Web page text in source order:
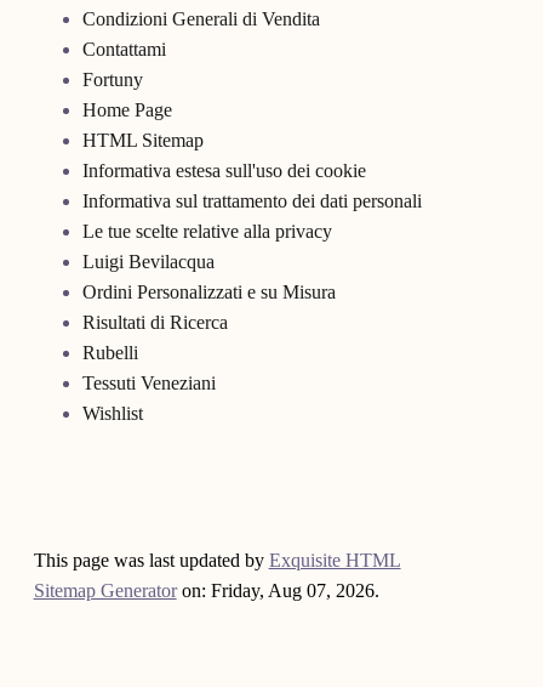
Condizioni Generali di Vendita
Contattami
Fortuny
Home Page
HTML Sitemap
Informativa estesa sull'uso dei cookie
Informativa sul trattamento dei dati personali
Le tue scelte relative alla privacy
Luigi Bevilacqua
Ordini Personalizzati e su Misura
Risultati di Ricerca
Rubelli
Tessuti Veneziani
Wishlist
This page was last updated by Exquisite HTML
Sitemap Generatoron: Friday, Aug 07, 2026.